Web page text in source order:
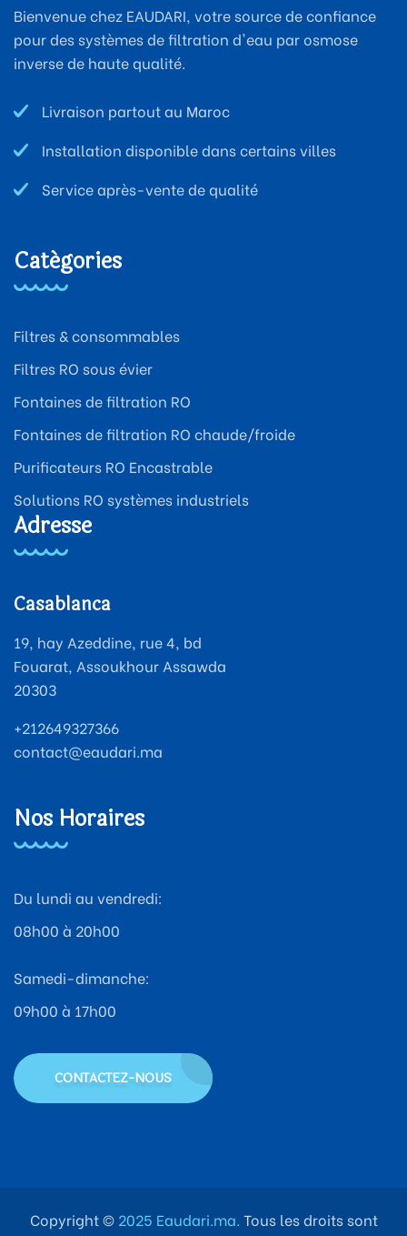
Bienvenue chez EAUDARI, votre source de confiance
pour des systèmes de filtration d'eau par osmose
inverse de haute qualité.
Livraison partout au Maroc
Installation disponible dans certains villes
Service après-vente de qualité
Catégories
Filtres & consommables
Filtres RO sous évier
Fontaines de filtration RO
Fontaines de filtration RO chaude/froide
Purificateurs RO Encastrable
Solutions RO systèmes industriels
Adresse
Casablanca
19, hay Azeddine, rue 4, bd
Fouarat, Assoukhour Assawda
20303
+212649327366
contact@eaudari.ma
Nos Horaires
Du lundi au vendredi:
08h00 à 20h00
Samedi-dimanche:
09h00 à 17h00
CONTACTEZ-NOUS
Copyright ©2025 Eaudari.ma. Tous les droits sont